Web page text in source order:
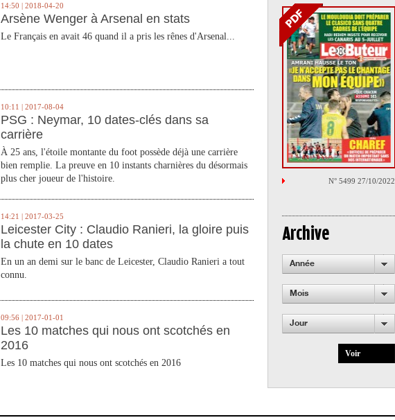
14:50 | 2018-04-20
Arsène Wenger à Arsenal en stats
Le Français en avait 46 quand il a pris les rênes d'Arsenal...
10:11 | 2017-08-04
PSG : Neymar, 10 dates-clés dans sa
carrière
À 25 ans, l'étoile montante du foot possède déjà une carrière
bien remplie. La preuve en 10 instants charnières du désormais
plus cher joueur de l'histoire.
14:21 | 2017-03-25
Leicester City : Claudio Ranieri, la gloire puis
la chute en 10 dates
En un an demi sur le banc de Leicester, Claudio Ranieri a tout
connu.
09:56 | 2017-01-01
Les 10 matches qui nous ont scotchés en
2016
Les 10 matches qui nous ont scotchés en 2016
N° 5499 27/10/2022
Archive
Année
Mois
Jour
Voir